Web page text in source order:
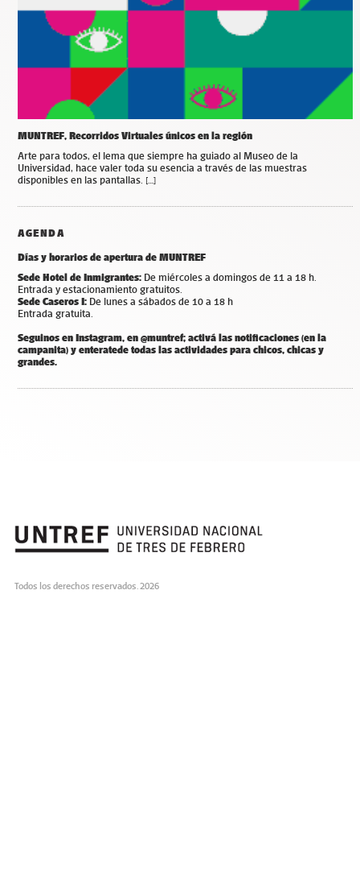
MUNTREF, Recorridos Virtuales únicos en la región
Arte para todos, el lema que siempre ha guiado al Museo de la
Universidad, hace valer toda su esencia a través de las muestras
disponibles en las pantallas. […]
AGENDA
Días y horarios de apertura de MUNTREF
Sede Hotel de Inmigrantes: De miércoles a domingos de 11 a 18 h.
Entrada y estacionamiento gratuitos.
Sede Caseros I: De lunes a sábados de 10 a 18 h
Entrada gratuita.
Seguinos en Instagram, en @muntref; activá las notificaciones (en la
campanita) y enteratede todas las actividades para chicos, chicas y
grandes.
Todos los derechos reservados. 2026